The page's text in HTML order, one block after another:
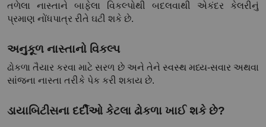
તળેલા નાસ્તાને બાફેલા વિકલ્પોથી બદલવાથી એકંદર કેલરીનું
પ્રમાણ નોંધપાત્ર રીતે ઘટી શકે છે.
અનુકૂળ નાસ્તાનો વિકલ્પ
ઢોકળા તૈયાર કરવા માટે સરળ છે અને તેને સ્વસ્થ મધ્ય-સવાર અથવા
સાંજના નાસ્તા તરીકે પેક કરી શકાય છે.
ડાયાબિટીસના દર્દીઓ કેટલા ઢોકળા ખાઈ શકે છે?